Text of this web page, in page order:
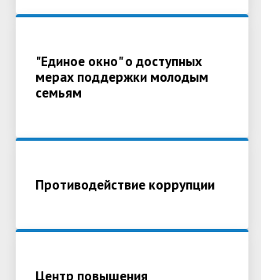
"Единое окно" о доступных
мерах поддержки молодым
семьям
Противодействие коррупции
Центр повышения